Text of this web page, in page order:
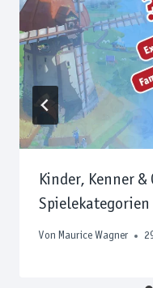
Kinder, Kenner &
Spielekategorien
Von Maurice Wagner